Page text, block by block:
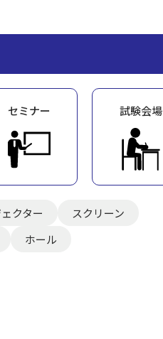
セミナー 試験会場
クター
スクリーン
ホール